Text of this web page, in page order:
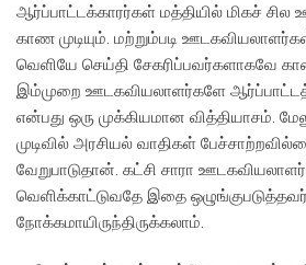
ஆர்ப்பாட்டக்காரர்கள் மத்தியில் மிகச்
காண முடியும். மற்றும்படி
வெளியே செய்தி சேகரிப்பவர்களாகவே
இம்முறை ஊடகவியலாளர்களே
என்பது ஒரு முக்கியமான வித்தியாசம்.
முடிவில் அரசியல் வாதிகள்
வேறுபாடுதான். கட்சி சாரா
வெளிக்காட்டுவதே இதை
நோக்கமாயிருந்திருக்கலாம்.